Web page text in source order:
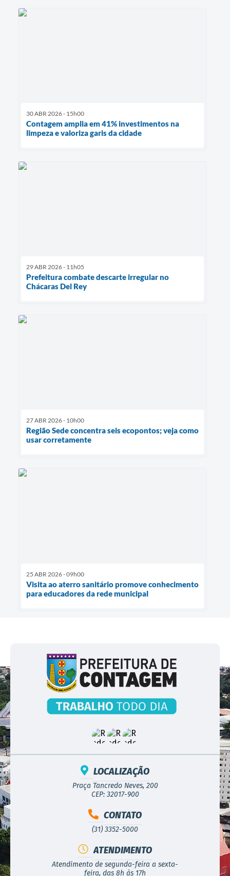
30 ABR 2026 - 15h00
Contagem amplia em 41% investimentos na
limpeza e valoriza garis da cidade
29 ABR 2026 - 11h05
Prefeitura combate descarte irregular no
Chácaras Del Rey
27 ABR 2026 - 10h00
Região Sede concentra seis ecopontos; veja como
usar corretamente
25 ABR 2026 - 09h00
Visita ao aterro sanitário promove conhecimento
para educadores da rede municipal
LOCALIZAÇÃO
Praça Tancredo Neves, 200
CEP: 32017-900
CONTATO
(31) 3352-5000
ATENDIMENTO
Atendimento de segunda-feira a sexta-
feira, das 8h às 17h